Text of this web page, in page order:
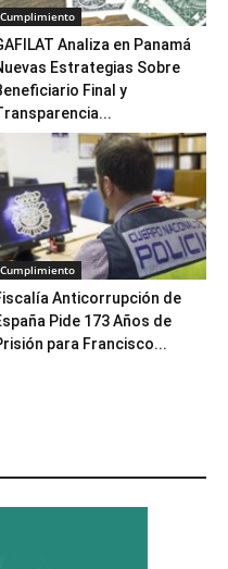
Cumplimiento
Analiza en Panamá
Estrategias Sobre
Final y
Cumplimiento
Anticorrupción de
Pide 173 Años de
para Francisco...